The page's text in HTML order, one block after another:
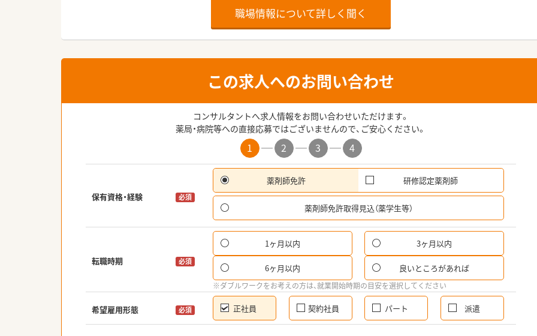
職場情報について詳しく聞く
この求人へのお問い合わせ
コンサルタントへ求人情報をお問い合わせいただけます。
薬局・病院等への直接応募ではございませんので、ご安心ください。
1 2 3 4
保有資格・経験 必須
薬剤師免許 研修認定薬剤師
薬剤師免許取得見込（薬学生等）
転職時期 必須
1ヶ月以内 3ヶ月以内
6ヶ月以内 良いところがあれば
※ダブルワークをお考えの方は、就業開始時期の目安を選択してください
希望雇用形態 必須 正社員 契約社員 パート 派遣